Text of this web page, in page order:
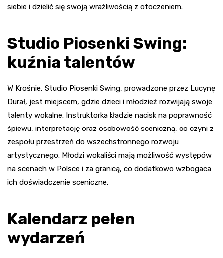
siebie i dzielić się swoją wrażliwością z otoczeniem.
Studio Piosenki Swing:
kuźnia talentów
W Krośnie, Studio Piosenki Swing, prowadzone przez Lucynę
Durał, jest miejscem, gdzie dzieci i młodzież rozwijają swoje
talenty wokalne. Instruktorka kładzie nacisk na poprawność
śpiewu, interpretację oraz osobowość sceniczną, co czyni z
zespołu przestrzeń do wszechstronnego rozwoju
artystycznego. Młodzi wokaliści mają możliwość występów
na scenach w Polsce i za granicą, co dodatkowo wzbogaca
ich doświadczenie sceniczne.
Kalendarz pełen
wydarzeń